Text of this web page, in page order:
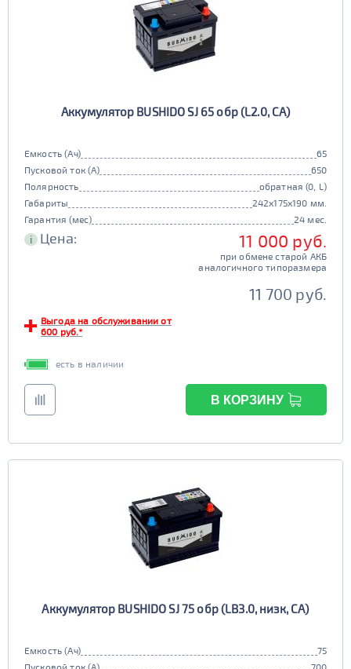
Аккумулятор BUSHIDO SJ 65 обр (L2.0, CA)
Емкость (Ач)
65
Пусковой ток (А)
650
Полярность
обратная (0, L)
Габариты
242x175x190 мм.
Гарантия (мес)
24 мес.
i Цена: 11 000 руб.
при обмене старой АКБ
аналогичного типоразмера
11 700 руб.
Выгода на обслуживании от
600 руб.*
есть в наличии
В КОРЗИНУ
Аккумулятор BUSHIDO SJ 75 обр (LB3.0, низк, CA)
Емкость (Ач)
75
Пусковой ток (А)
700